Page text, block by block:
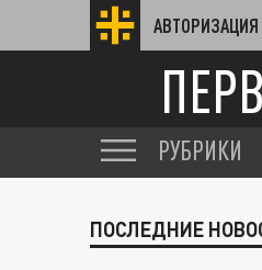
АВТОРИЗАЦИЯ
РУБРИКИ
ПОСЛЕДНИЕ